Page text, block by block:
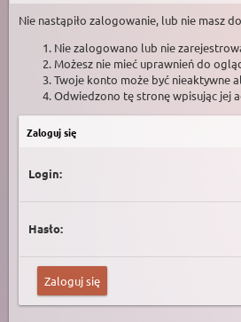
Nie nastąpiło zalogowanie, lub nie masz
Nie zalogowano lub nie
Możesz nie mieć uprawnień do
Twoje konto może być nieaktywne
Odwiedzono tę stronę wpisując jej
Zaloguj się
Login:
Hasło: